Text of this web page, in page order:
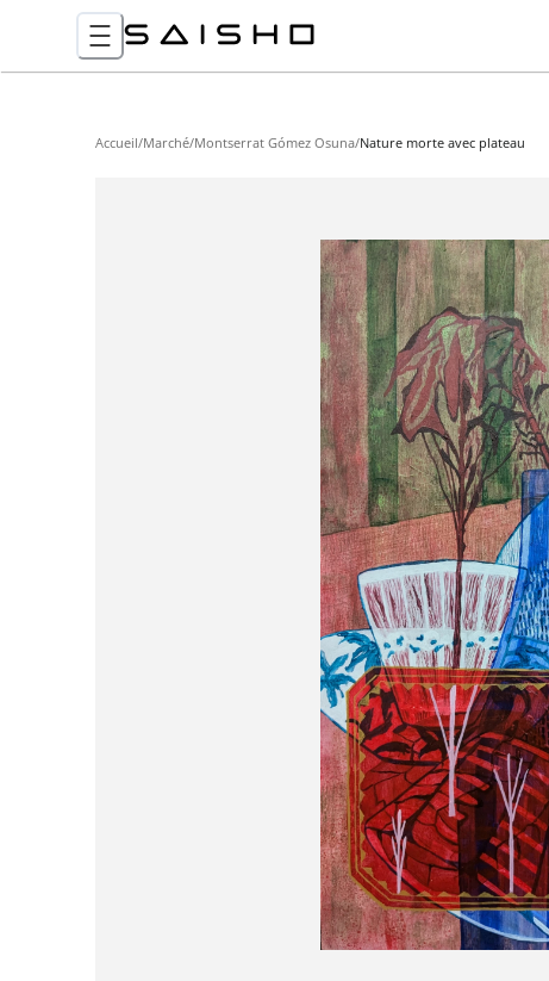
Accueil/Marché/Montserrat Gómez Osuna/Nature morte avec plateau